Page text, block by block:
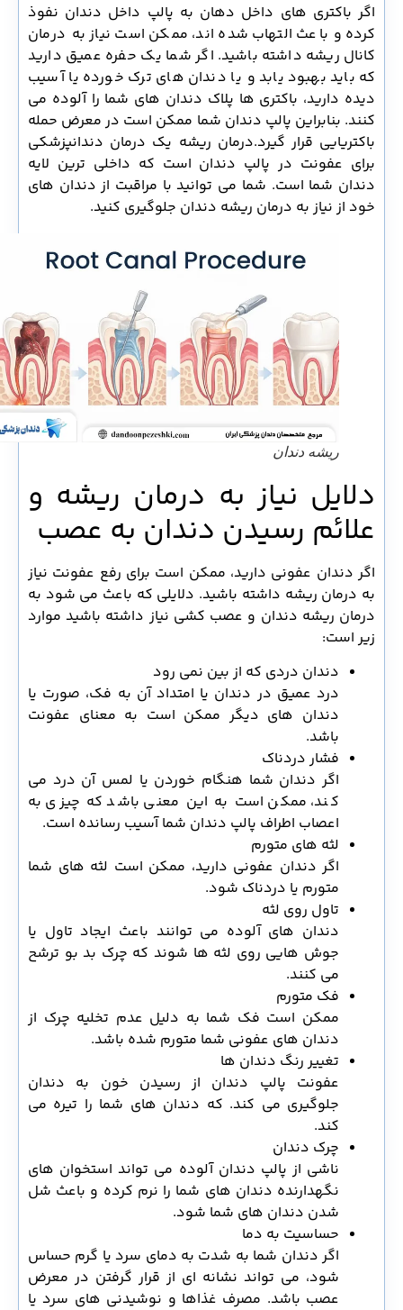
اگر باکتری های داخل دهان به پالپ داخل دندان نفوذ
کرده و باعث التهاب شده اند، ممکن است نیاز به درمان
کانال ریشه داشته باشید. اگر شما یک حفره عمیق دارید
که باید بهبود یابد و یا دندان های ترک خورده یا آسیب
دیده دارید، باکتری ها پلاک دندان های شما را آلوده می
کنند. بنابراین پالپ دندان شما ممکن است در معرض حمله
باکتریایی قرار گیرد.درمان ریشه یک درمان دندانپزشکی
برای عفونت در پالپ دندان است که داخلی ترین لایه
دندان شما است. شما می توانید با مراقبت از دندان های
خود از نیاز به درمان ریشه دندان جلوگیری کنید.
ریشه دندان
دلایل نیاز به درمان ریشه و
علائم رسیدن دندان به عصب
اگر دندان عفونی دارید، ممکن است برای رفع عفونت نیاز
به درمان ریشه داشته باشید. دلایلی که باعث می‌ شود به
درمان ریشه دندان و عصب کشی نیاز داشته باشید موارد
زیر است:
دندان دردی که از بین نمی رود
درد عمیق در دندان یا امتداد آن به فک، صورت یا
دندان های دیگر ممکن است به معنای عفونت
باشد.
فشار دردناک
اگر دندان شما هنگام خوردن یا لمس آن درد می
کند، ممکن است به این معنی باشد که چیزی به
اعصاب اطراف پالپ دندان شما آسیب رسانده است.
لثه های متورم
اگر دندان عفونی دارید، ممکن است لثه های شما
متورم یا دردناک شود.
تاول روی لثه
دندان‌ های آلوده می‌ توانند باعث ایجاد تاول یا
جوش‌ هایی روی لثه‌ ها شوند که چرک بد بو ترشح
می‌ کنند.
فک متورم
ممکن است فک شما به دلیل عدم تخلیه چرک از
دندان های عفونی شما متورم شده باشد.
تغییر رنگ دندان ها
عفونت پالپ دندان از رسیدن خون به دندان
جلوگیری می کند. که دندان های شما را تیره می
کند.
چرک دندان
ناشی از پالپ دندان آلوده می تواند استخوان های
نگهدارنده دندان های شما را نرم کرده و باعث شل
شدن دندان های شما شود.
حساسیت به دما
اگر دندان شما به شدت به دمای سرد یا گرم حساس
شود، می تواند نشانه ای از قرار گرفتن در معرض
عصب باشد. مصرف غذاها و نوشیدنی های سرد یا